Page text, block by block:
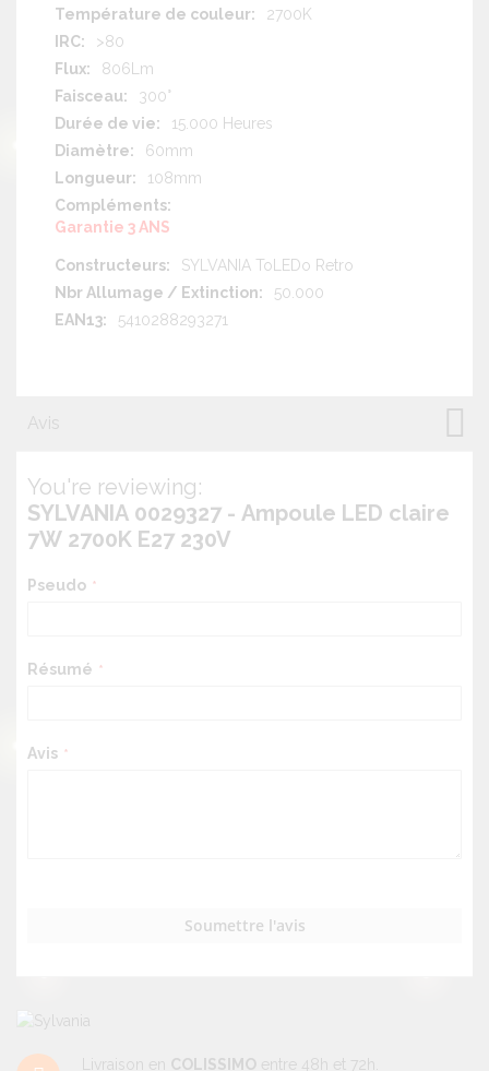
Livraison en COLISSIMO entre 48h et 72h.
2700K
>80
806Lm
300°
15.000 Heures
60mm
108mm
Garantie 3 ANS
SYLVANIA ToLEDo Retro
50.000
5410288293271
Avis
You're reviewing:
SYLVANIA 0029327 - Ampoule LED claire
7W 2700K E27 230V
Pseudo
Résumé
Avis
Soumettre l'avis